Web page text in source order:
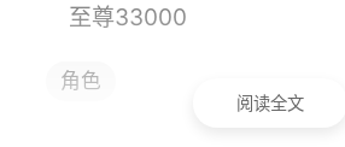
至尊33000
至尊45000
角色
阅读全文